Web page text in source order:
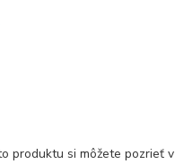
produktu si môžete pozrieť v